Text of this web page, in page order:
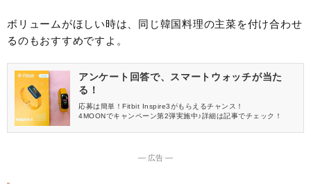
ボリュームがほしい時は、同じ韓国料理の主菜を付け合わせ
るのもおすすめですよ。
アンケート回答で、スマートウォッチが当た
る！
応募は簡単！Fitbit Inspire3がもらえるチャンス！
4MOONでキャンペーン第2弾実施中♪詳細は記事でチェック！
― 広告 ―